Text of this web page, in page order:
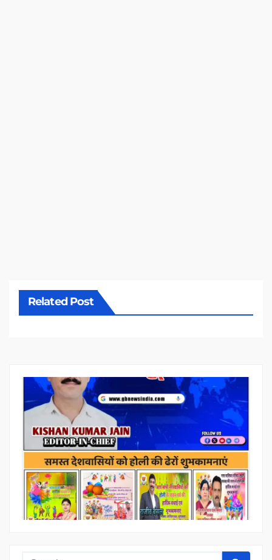
Related Post